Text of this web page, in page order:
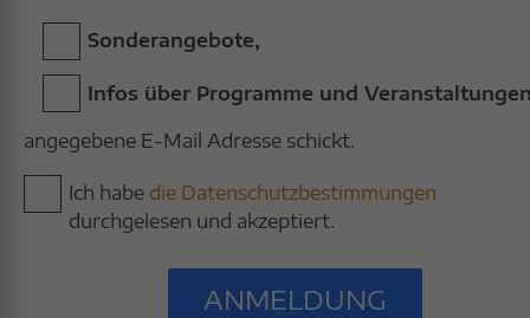
Sonderangebote,
Infos über Programme und
angegebene E-Mail Adresse schickt.
Ich habe die Datenschutzbestimmungen
durchgelesen und akzeptiert.
ANMELDUNG